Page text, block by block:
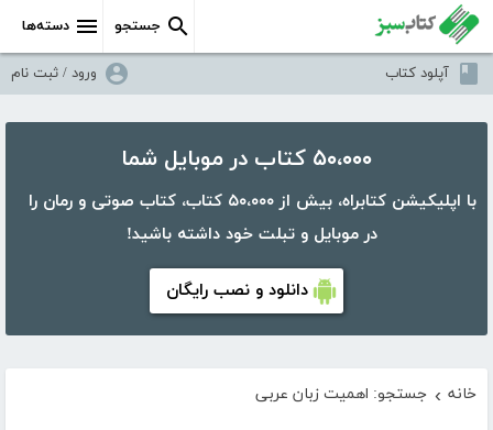
دسته‌ها جستجو
آپلود کتاب ورود / ثبت نام
۵۰،۰۰۰ کتاب در موبایل شما
با اپلیکیشن کتابراه، بیش از ۵۰،۰۰۰ کتاب، کتاب صوتی و رمان را
در موبایل و تبلت خود داشته باشید!
دانلود و نصب رایگان
خانه › جستجو: اهمیت زبان عربی